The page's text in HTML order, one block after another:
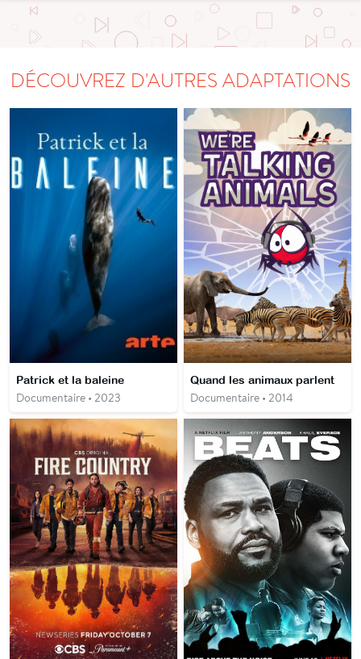
DÉCOUVREZ D'AUTRES ADAPTATIONS
Patrick et la baleine
Documentaire • 2023
Quand les animaux parlent
Documentaire • 2014